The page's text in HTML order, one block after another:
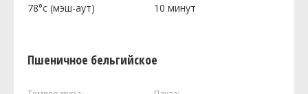
78°c (мэш-аут) 10 минут
Пшеничное бельгийское